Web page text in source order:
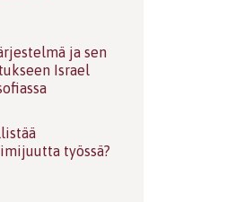
ja sen
Israel
työssä?